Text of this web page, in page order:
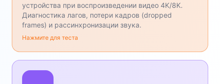
устройства при воспроизведении видео 4K/8K.
Диагностика лагов, потери кадров (dropped
frames) и рассинхронизации звука.
Нажмите для теста